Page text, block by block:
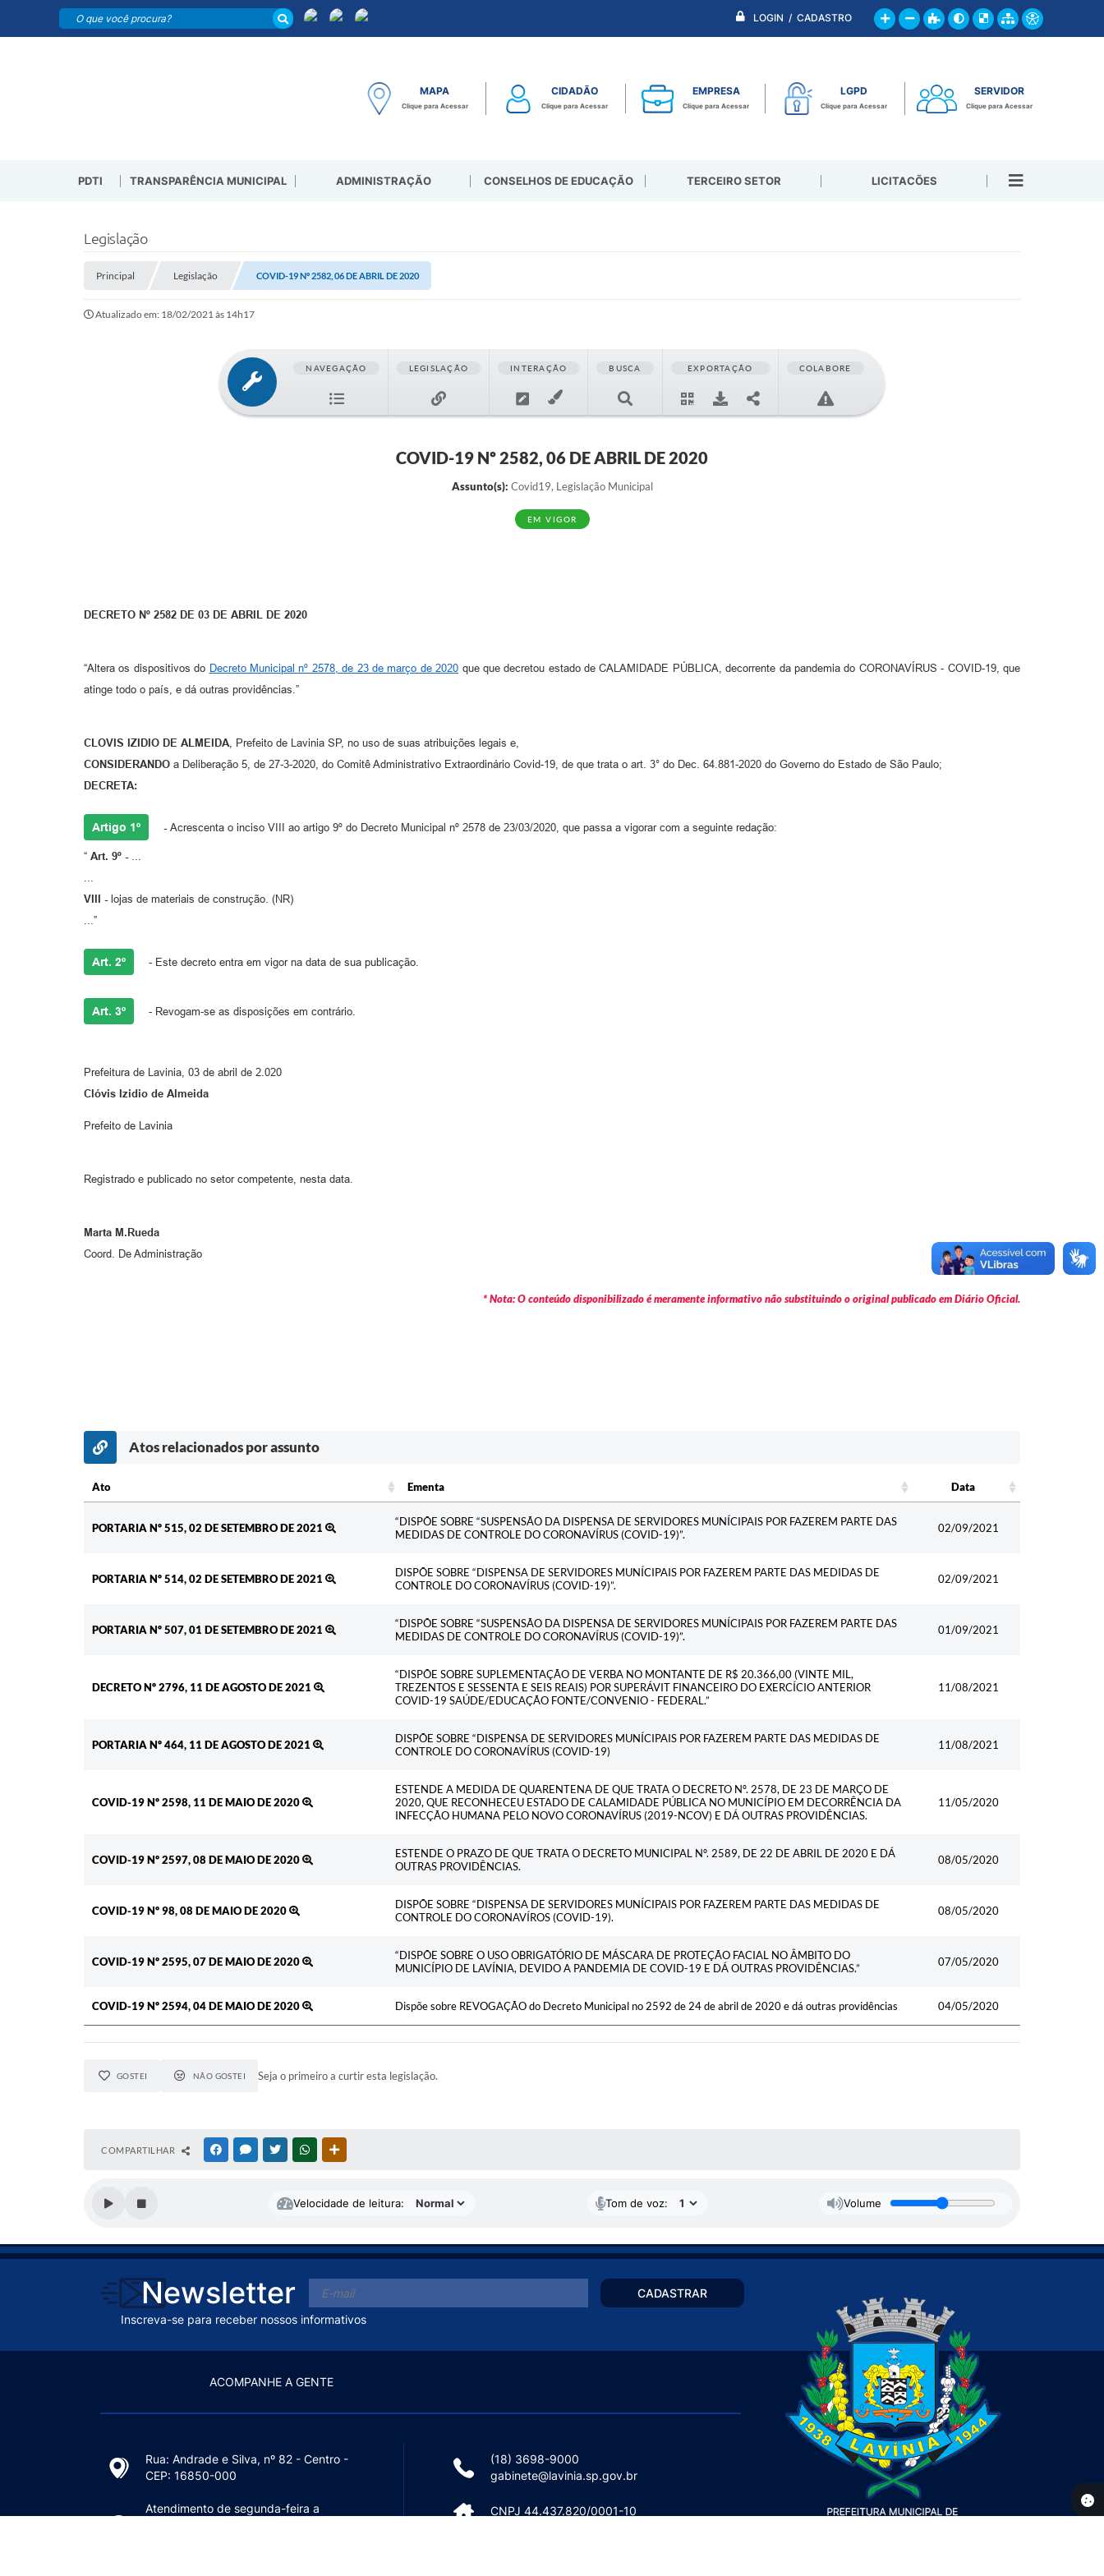
LOGIN / CADASTRO
MAPA
Clique para Acessar
CIDADÃO
Clique para Acessar
EMPRESA
Clique para Acessar
LGPD
Clique para Acessar
SERVIDOR
Clique para Acessar
PDTI TRANSPARÊNCIA MUNICIPAL ADMINISTRAÇÃO CONSELHOS DE EDUCAÇÃO TERCEIRO SETOR LICITACÕES
Legislação
Principal Legislação COVID-19 Nº 2582, 06 DE ABRIL DE 2020
Atualizado em: 18/02/2021 às 14h17
NAVEGAÇÃO LEGISLAÇÃO INTERAÇÃO BUSCA EXPORTAÇÃO COLABORE
COVID-19 Nº 2582, 06 DE ABRIL DE 2020
Assunto(s): Covid19, Legislação Municipal
EM VIGOR
DECRETO Nº 2582 DE 03 DE ABRIL DE 2020
“Altera os dispositivos do Decreto Municipal nº 2578, de 23 de março de 2020 que que decretou estado de CALAMIDADE PÚBLICA, decorrente da pandemia do CORONAVÍRUS - COVID-19, que
atinge todo o país, e dá outras providências.”
CLOVIS IZIDIO DE ALMEIDA , Prefeito de Lavinia SP, no uso de suas atribuições legais e,
CONSIDERANDO a Deliberação 5, de 27-3-2020, do Comitê Administrativo Extraordinário Covid-19, de que trata o art. 3° do Dec. 64.881-2020 do Governo do Estado de São Paulo;
DECRETA:
Artigo 1º - Acrescenta o inciso VIII ao artigo 9º do Decreto Municipal nº 2578 de 23/03/2020, que passa a vigorar com a seguinte redação:
“ Art. 9º -...
VIII -lojas de materiais de construção. (NR)
...”
Art. 2º - Este decreto entra em vigor na data de sua publicação.
Art. 3º - Revogam-se as disposições em contrário.
Prefeitura de Lavinia, 03 de abril de 2.020
Clóvis Izidio de Almeida
Prefeito de Lavinia
Registrado e publicado no setor competente, nesta data.
Marta M.Rueda
Coord. De Administração
* Nota: O conteúdo disponibilizado é meramente informativo não substituindo o original publicado em Diário Oficial.
Atos relacionados por assunto
Ato Ementa
Data
PORTARIA Nº 515, 02 DE SETEMBRO DE 2021
“DISPÕE SOBRE “SUSPENSÃO DA DISPENSA DE SERVIDORES MUNÍCIPAIS POR FAZEREM PARTE DAS
MEDIDAS DE CONTROLE DO CORONAVÍRUS (COVID-19)”.
02/09/2021
PORTARIA Nº 514, 02 DE SETEMBRO DE 2021
DISPÕE SOBRE “DISPENSA DE SERVIDORES MUNÍCIPAIS POR FAZEREM PARTE DAS MEDIDAS DE
CONTROLE DO CORONAVÍRUS (COVID-19)”.
02/09/2021
PORTARIA Nº 507, 01 DE SETEMBRO DE 2021
“DISPÕE SOBRE “SUSPENSÃO DA DISPENSA DE SERVIDORES MUNÍCIPAIS POR FAZEREM PARTE DAS
MEDIDAS DE CONTROLE DO CORONAVÍRUS (COVID-19)”.
01/09/2021
DECRETO Nº 2796, 11 DE AGOSTO DE 2021
“DISPÕE SOBRE SUPLEMENTAÇÃO DE VERBA NO MONTANTE DE R$ 20.366,00 (VINTE MIL,
TREZENTOS E SESSENTA E SEIS REAIS) POR SUPERÁVIT FINANCEIRO DO EXERCÍCIO ANTERIOR
COVID-19 SAÚDE/EDUCAÇÃO FONTE/CONVENIO - FEDERAL.”
11/08/2021
PORTARIA Nº 464, 11 DE AGOSTO DE 2021
DISPÕE SOBRE “DISPENSA DE SERVIDORES MUNÍCIPAIS POR FAZEREM PARTE DAS MEDIDAS DE
CONTROLE DO CORONAVÍRUS (COVID-19)
11/08/2021
COVID-19 Nº 2598, 11 DE MAIO DE 2020
ESTENDE A MEDIDA DE QUARENTENA DE QUE TRATA O DECRETO Nº. 2578, DE 23 DE MARÇO DE
2020, QUE RECONHECEU ESTADO DE CALAMIDADE PÚBLICA NO MUNICÍPIO EM DECORRÊNCIA DA
INFECÇÃO HUMANA PELO NOVO CORONAVÍRUS (2019-NCOV) E DÁ OUTRAS PROVIDÊNCIAS.
11/05/2020
COVID-19 Nº 2597, 08 DE MAIO DE 2020
ESTENDE O PRAZO DE QUE TRATA O DECRETO MUNICIPAL Nº. 2589, DE 22 DE ABRIL DE 2020 E DÁ
OUTRAS PROVIDÊNCIAS.
08/05/2020
COVID-19 Nº 98, 08 DE MAIO DE 2020
DISPÕE SOBRE “DISPENSA DE SERVIDORES MUNÍCIPAIS POR FAZEREM PARTE DAS MEDIDAS DE
CONTROLE DO CORONAVÍROS (COVID-19).
08/05/2020
COVID-19 Nº 2595, 07 DE MAIO DE 2020
“DISPÕE SOBRE O USO OBRIGATÓRIO DE MÁSCARA DE PROTEÇÃO FACIAL NO ÂMBITO DO
MUNICÍPIO DE LAVÍNIA, DEVIDO A PANDEMIA DE COVID-19 E DÁ OUTRAS PROVIDÊNCIAS.”
07/05/2020
COVID-19 Nº 2594, 04 DE MAIO DE 2020 Dispõe sobre REVOGAÇÃO do Decreto Municipal no 2592 de 24 de abril de 2020 e dá outras providências 04/05/2020
GOSTEI NÃO GOSTEI Seja o primeiro a curtir esta legislação.
COMPARTILHAR FACEBOOKMESSENGER
TWITTERWHATSAPP
Velocidade de leitura: Tom de voz: Volume
Newsletter
Inscreva-se para receber nossos informativos
CADASTRAR
ACOMPANHE A GENTE
Rua: Andrade e Silva, nº 82 - Centro -
CEP: 16850-000
(18) 3698-9000
gabinete@lavinia.sp.gov.br
Atendimento de segunda-feira a
CNPJ 44.437.820/0001-10